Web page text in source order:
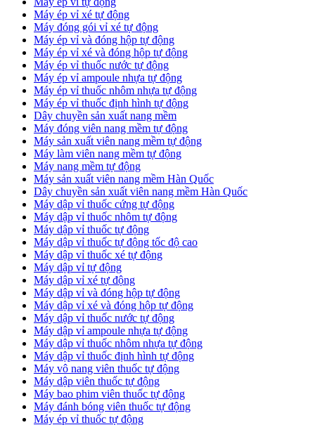
​Máy ép vỉ xé tự động
​Máy đóng gói vỉ xé tự động
​Máy ép vỉ và đóng hộp tự động
​Máy ép vỉ xé và đóng hộp tự động
​Máy ép vỉ thuốc nước tự động
​Máy ép vỉ ampoule nhựa tự động
Máy ép vỉ thuốc nhôm nhựa tự động
​Máy ép vỉ thuốc định hình tự động
​Dây chuyền sản xuất nang mềm
Máy đóng viên nang mềm tự động
​Máy sản xuất viên nang mềm tự động
Máy làm viên nang mềm tự động
Máy nang mềm tự động
​Máy sản xuất viên nang mềm Hàn Quốc
​Dây chuyền sản xuất viên nang mềm Hàn Quốc
Máy dập vỉ thuốc cứng tự động
Máy dập vỉ thuốc nhôm tự động
Máy dập vỉ thuốc tự động​
​Máy dập vỉ thuốc tự động tốc độ cao
Máy dập vỉ thuốc xé tự động
​Máy dập vỉ tự động
​Máy dập vỉ xé tự động
​Máy dập vỉ và đóng hộp tự động
​Máy dập vỉ xé và đóng hộp tự động
​Máy dập vỉ thuốc nước tự động
Máy dập vỉ ampoule nhựa tự động
Máy dập vỉ thuốc nhôm nhựa tự động
Máy dập vỉ thuốc định hình tự động
Máy vô nang viên thuốc tự động
Máy dập viên thuốc tự động
Máy bao phim viên thuốc tự động
Máy đánh bóng viên thuốc tự động
Máy ép vỉ thuốc tự động